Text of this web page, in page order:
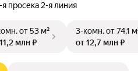
просека 2-я линия
от 53 м²
млн ₽
3-комн.от 74,1
от 12,7 млн ₽